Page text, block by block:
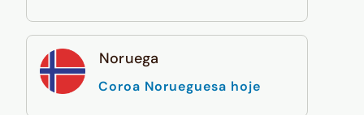
Noruega
Coroa Norueguesa hoje